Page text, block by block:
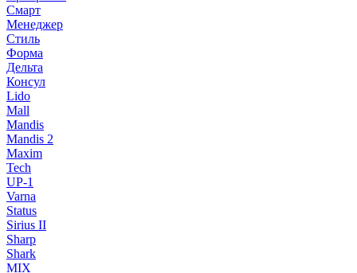
Смарт
Менеджер
Стиль
Форма
Дельта
Консул
Lido
Mall
Mandis
Mandis 2
Maxim
Tech
UP-1
Varna
Status
Sirius II
Sharp
Shark
MIX